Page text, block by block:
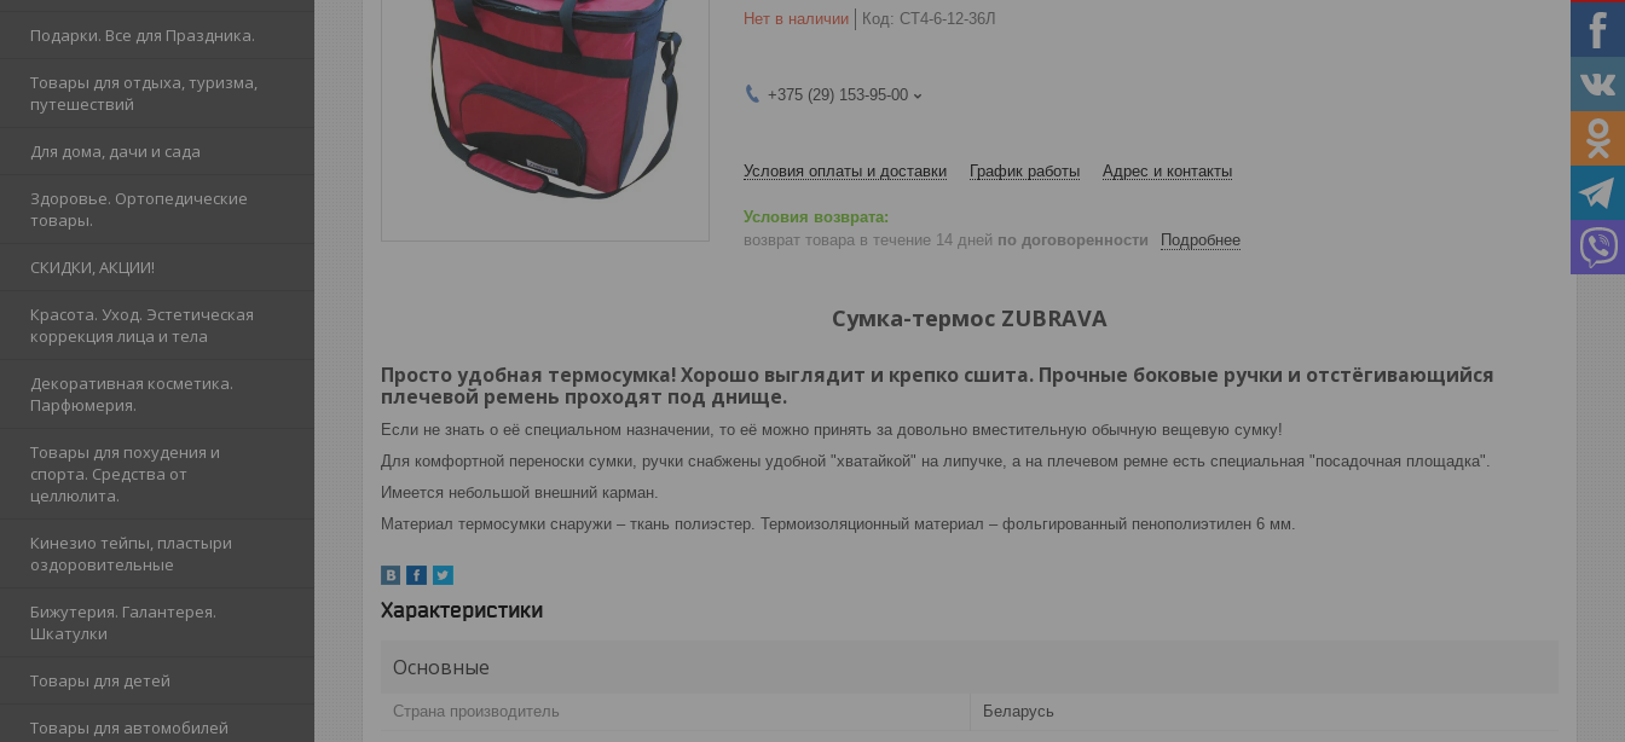
Подарки. Все для Праздника.
Товары для отдыха, туризма,
путешествий
Для дома, дачи и сада
Здоровье. Ортопедические
товары.
СКИДКИ, АКЦИИ!
Красота. Уход. Эстетическая
коррекция лица и тела
Декоративная косметика.
Парфюмерия.
Товары для похудения и
спорта. Средства от
целлюлита.
Кинезио тейпы, пластыри
оздоровительные
Бижутерия. Галантерея.
Шкатулки
Товары для детей
Товары для автомобилей
Нет в наличии Код: СТ4-6-12-36Л
+375 (29) 153-95-00
Условия оплаты и доставки График работы Адрес и контакты
возврат товара в течение 14 дней по договоренности Подробнее
Сумка-термос ZUBRAVA
Просто удобная термосумка! Хорошо выглядит и крепко сшита. Прочные боковые ручки и отстёгивающийся
плечевой ремень проходят под днище.
Если не знать о её специальном назначении, то её можно принять за довольно вместительную обычную вещевую сумку!
Для комфортной переноски сумки, ручки снабжены удобной "хватайкой" на липучке, а на плечевом ремне есть специальная "посадочная площадка".
Имеется небольшой внешний карман.
Материал термосумки снаружи – ткань полиэстер. Термоизоляционный материал – фольгированный пенополиэтилен 6 мм.
Характеристики
Основные
Страна производитель Беларусь